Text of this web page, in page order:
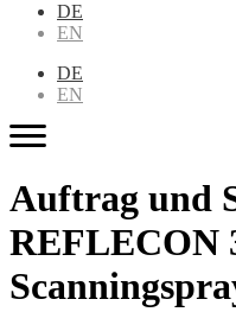
DE
EN
DE
EN
Auftrag und
REFLECON